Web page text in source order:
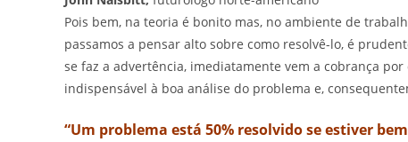
Pois bem, na teoria é bonito mas, no ambiente de
passamos a pensar alto sobre como resolvê-lo, é
se faz a advertência, imediatamente vem a cobrança
indispensável à boa análise do problema e,
“Um problema está 50% resolvido se estiver